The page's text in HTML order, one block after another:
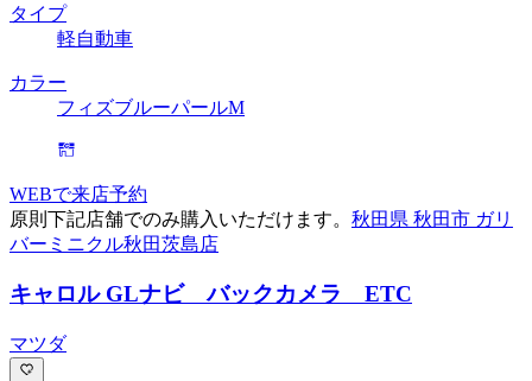
タイプ
軽自動車
カラー
フィズブルーパールM
WEBで来店予約
原則下記店舗でのみ購入いただけます。 秋田県 秋田市 ガリ
バーミニクル秋田茨島店
キャロル GLナビ バックカメラ ETC
マツダ